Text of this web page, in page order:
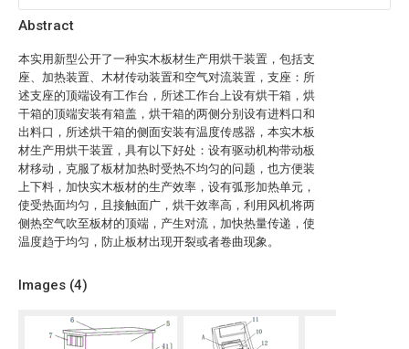
Abstract
本实用新型公开了一种实木板材生产用烘干装置，包括支
座、加热装置、木材传动装置和空气对流装置，支座：所
述支座的顶端设有工作台，所述工作台上设有烘干箱，烘
干箱的顶端安装有箱盖，烘干箱的两侧分别设有进料口和
出料口，所述烘干箱的侧面安装有温度传感器，本实木板
材生产用烘干装置，具有以下好处：设有驱动机构带动板
材移动，克服了板材加热时受热不均匀的问题，也方便装
上下料，加快实木板材的生产效率，设有弧形加热单元，
使受热面均匀，且接触面广，烘干效率高，利用风机将两
侧热空气吹至板材的顶端，产生对流，加快热量传递，使
温度趋于均匀，防止板材出现开裂或者卷曲现象。
Images (4)